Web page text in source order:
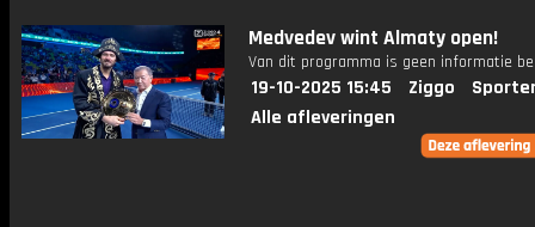
Medvedev wint Almaty open!
Van dit programma is geen informatie
19-10-2025 15:45 Ziggo
Alle afleveringen